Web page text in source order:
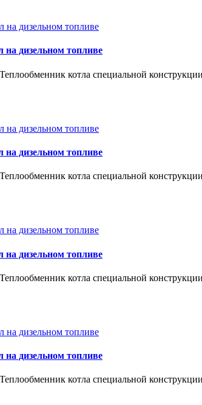
дизельном топливе
котла специальной
дизельном топливе
котла специальной
дизельном топливе
котла специальной
дизельном топливе
котла специальной